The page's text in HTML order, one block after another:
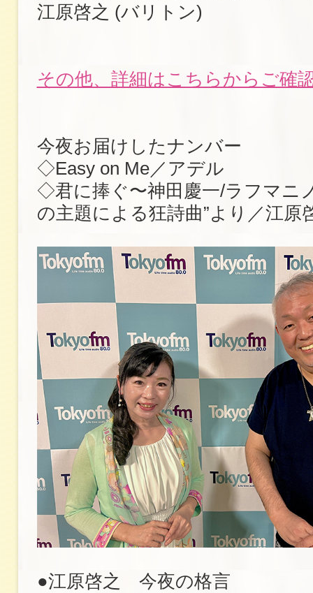
江原啓之 (バリトン)
その他、詳細はこちらからご確
今夜お届けしたナンバー
◇Easy on Me／アデル
◇君に捧ぐ〜神田慶一/ラフマニ
の主題による狂詩曲”より／江原
●江原啓之 今夜の格言